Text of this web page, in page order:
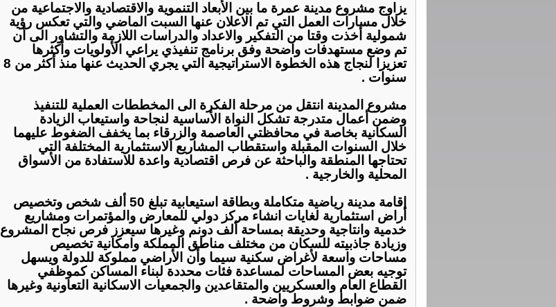
يزاوج مشروع مدينة عمرة ما بين الأبعاد التنموية والاقتصادية والاجتماعية من
خلال مسارات العمل التي تم الاعلان عنها السبت الماضي والتي تعكس رؤية
شمولية أخذت وقتا من التفكير والاعداد والدراسات اللازمة والتشاور الى أن
تم وضع مستهدفات واضحة وفق برنامج تنفيذي يراعي الأولويات وأكثرها
تعزيزا لنجاج هذه الخطوة الاستراتيجية التي يجري الحديث عنها منذ أكثر من 8
سنوات .
مشروع المدينة انتقل من مرحلة الفكرة الى المخططات العملية للتنفيذ
وضمن أعمال متدرجة تشكل النواة الأساسية لنجاحة واستيعاب الزيادة
السكانية بخاصة في محافظتي العاصمة والزرقاء بما يخفف الضغوط عليهما
خلال السنوات المقبلة واستقطاب المشاريع الاستثمارية المختلفة التي
تحتاجها المنطقة والباحثة عن فرص اقتصادية واعدة للاستفادة من الأسواق
المحلية والخارجية .
إقامة مدينة رياضية متكاملة وبطاقة استيعابية تبلغ 50 ألف شخص وتخصيص
أراض استثمارية لغايات انشاء مركز دولي للمعارض والمؤتمرات ومشاريع
خدمية وانتاجية وحديقة بمساحة ألف دونم وغيرها سيعزز فرص نجاح المشروع
وزيادة جاذبيته للسكان من مختلف مناطق المملكة وامكانية تخصيص
مساحات واسعة لأغراض سكنية سيما وأن الأراضي مملوكة للدولة ويسهل
توجيه بعض المساحات لمساعدة فئات محددة لبناء المساكن كموظفي
القطاع العام والعسكريين والمتقاعدين والجمعيات الاسكانية التعاونية وغيرها
ضمن ضوابط وشروط واضحة .